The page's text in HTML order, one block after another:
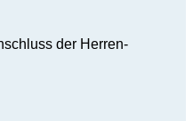
der Herren-